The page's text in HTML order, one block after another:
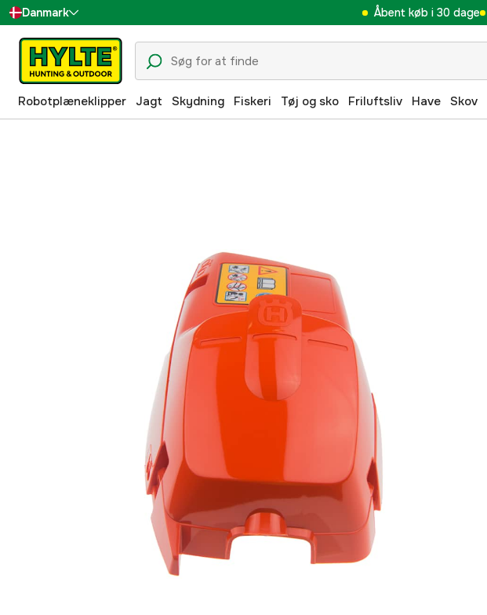
Danmark
Sverige
Suomi
Norge
Åbent køb i 30 dage
Robotplæneklipper Jagt Skydning Fiskeri Tøj og sko Friluftsliv Have Skov